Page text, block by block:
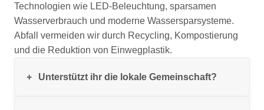
Technologien wie LED-Beleuchtung, sparsamen
Wasserverbrauch und moderne Wassersparsysteme.
Abfall vermeiden wir durch Recycling, Kompostierung
und die Reduktion von Einwegplastik.
Unterstützt ihr die lokale Gemeinschaft?